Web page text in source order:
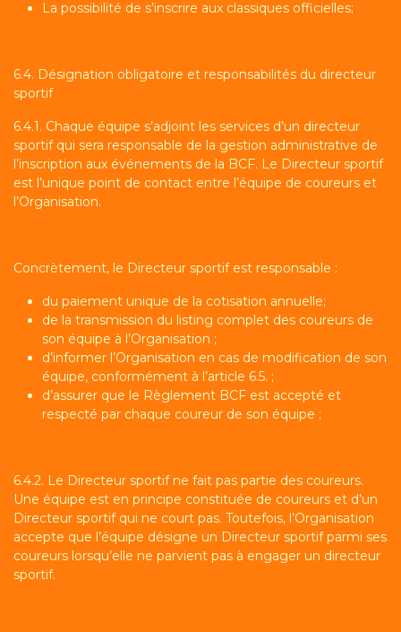
La possibilité de s’inscrire aux classiques officielles;
6.4. Désignation obligatoire et responsabilités du directeur
sportif
6.4.1. Chaque équipe s’adjoint les services d’un directeur
sportif qui sera responsable de la gestion administrative de
l’inscription aux événements de la BCF. Le Directeur sportif
est l’unique point de contact entre l’équipe de coureurs et
l’Organisation.
Concrètement, le Directeur sportif est responsable :
du paiement unique de la cotisation annuelle;
de la transmission du listing complet des coureurs de
son équipe à l’Organisation ;
d’informer l’Organisation en cas de modification de son
équipe, conformément à l’article 6.5. ;
d’assurer que le Règlement BCF est accepté et
respecté par chaque coureur de son équipe ;
6.4.2. Le Directeur sportif ne fait pas partie des coureurs.
Une équipe est en principe constituée de coureurs et d’un
Directeur sportif qui ne court pas. Toutefois, l’Organisation
accepte que l’équipe désigne un Directeur sportif parmi ses
coureurs lorsqu’elle ne parvient pas à engager un directeur
sportif.